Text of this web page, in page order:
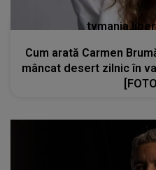
Cum arată Carmen
mâncat desert zilnic în
[FOTO]